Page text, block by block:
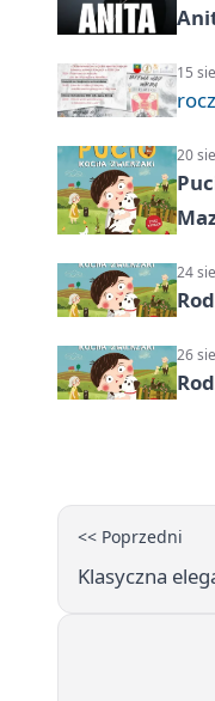
15
20
24
26
<< Poprzedni
Klasyczna